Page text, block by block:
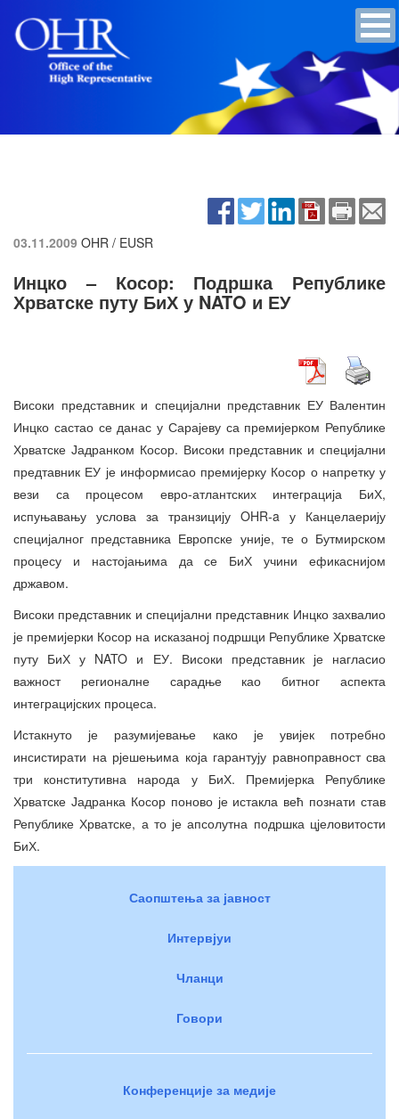
03.11.2009 OHR / EUSR
Инцко – Косор: Подршка Републике
Хрватске путу БиХ у NATO и ЕУ
Високи представник и специјални представник ЕУ Валентин
Инцко састао се данас у Сарајеву са премијерком Републике
Хрватске Јадранком Косор. Високи представник и специјални
предтавник ЕУ је информисао премијерку Косор о напретку у
вези са процесом евро-атлантских интеграција БиХ,
испуњавању услова за транзицију OHR-a у Канцелаерију
специјалног представника Европске уније, те о Бутмирском
процесу и настојањима да се БиХ учини ефикаснијом
државом.
Високи представник и специјални представник Инцко захвалио
је премијерки Косор на исказаној подршци Републике Хрватске
путу БиХ у NATO и ЕУ. Високи представник је нагласио
важност регионалне сарадње као битног аспекта
интеграцијских процеса.
Истакнуто је разумијевање како је увијек потребно
инсистирати на рјешењима која гарантују равноправност сва
три конститутивна народа у БиХ. Премијерка Републике
Хрватске Јадранка Косор поново је истакла већ познати став
Републике Хрватске, а то је апсолутна подршка цјеловитости
БиХ.
Саопштења за јавност
Интервјуи
Чланци
Говори
Конференције за медије